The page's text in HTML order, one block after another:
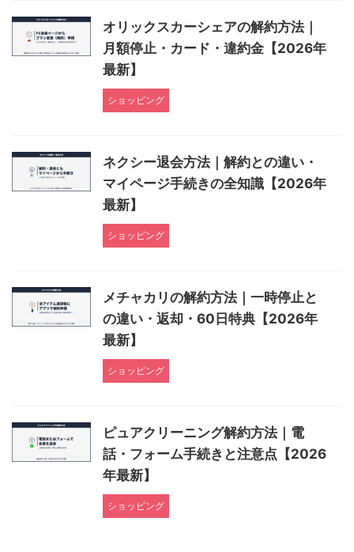
オリックスカーシェアの解約方法｜
月額停止・カード・違約金【2026年
最新】
ショッピング
ネクシー退会方法｜解約との違い・
マイページ手続きの全知識【2026年
最新】
ショッピング
メチャカリの解約方法｜一時停止と
の違い・返却・60日特典【2026年
最新】
ショッピング
ピュアクリーニング解約方法｜電
話・フォーム手続きと注意点【2026
年最新】
ショッピング